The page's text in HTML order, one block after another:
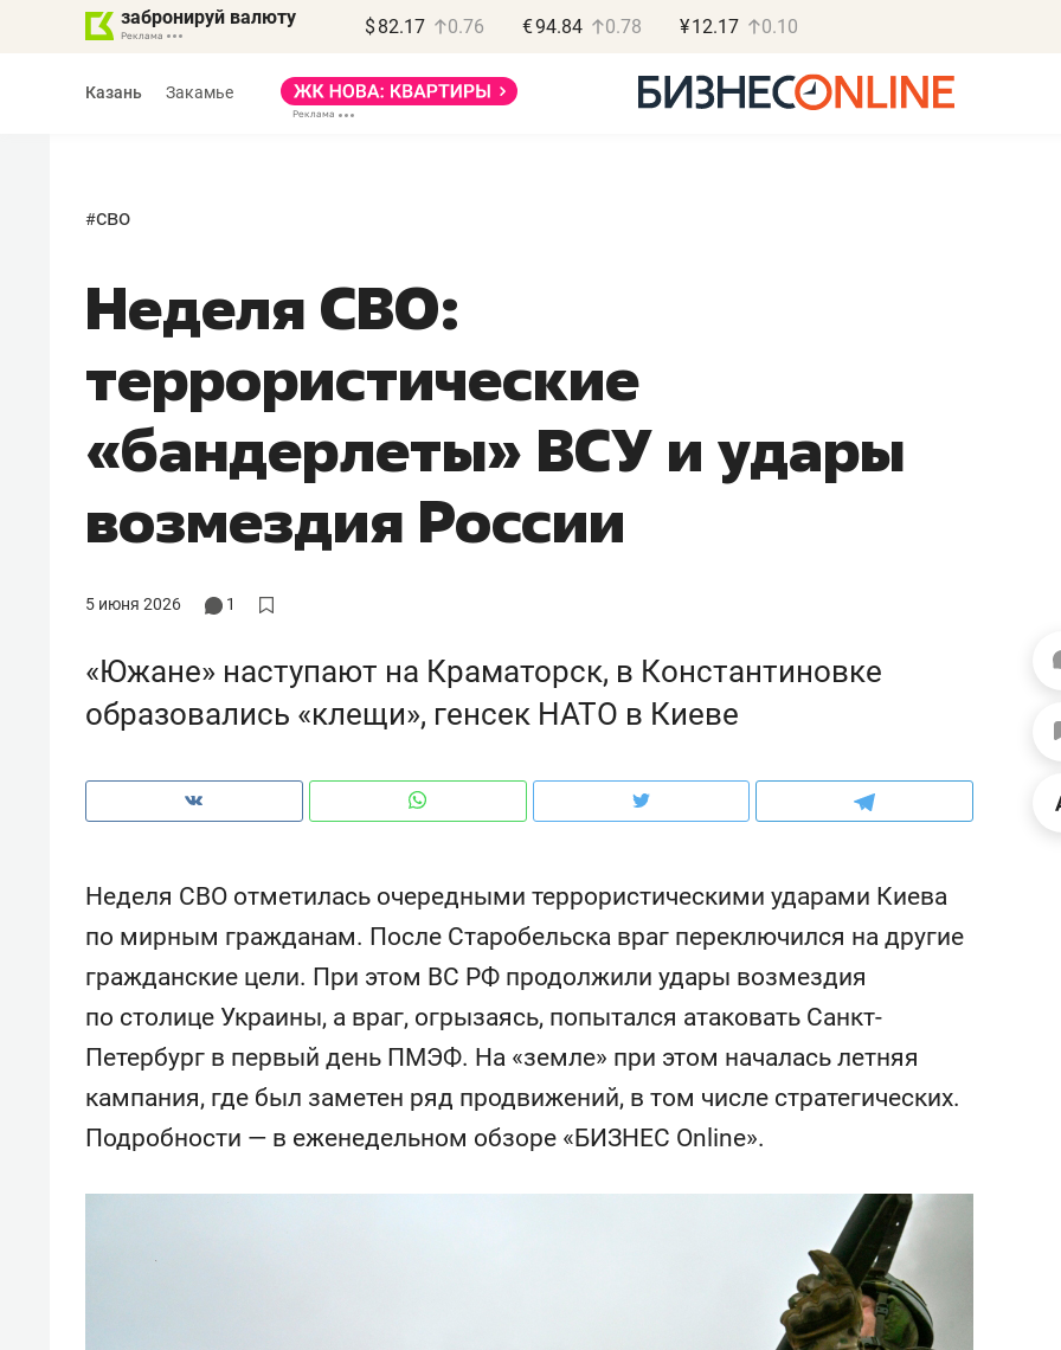
забронируй валюту $ 82.17 0.76 €94.84 0.78 ¥12.17 0.10
Казань Закамье
#сво
Неделя СВО:
террористические
«бандерлеты» ВСУ и удары
возмездия России
5 июня 2026 1
«Южане» наступают на Краматорск, в Константиновке
образовались «клещи», генсек НАТО в Киеве
Неделя СВО отметилась очередными террористическими ударами Киева
по мирным гражданам. После Старобельска враг переключился на другие
гражданские цели. При этом ВС РФ продолжили удары возмездия
по столице Украины, а враг, огрызаясь, попытался атаковать Санкт-
Петербург в первый день ПМЭФ. На «земле» при этом началась летняя
кампания, где был заметен ряд продвижений, в том числе стратегических.
Подробности — в еженедельном обзоре «БИЗНЕС Online».
потерять
150 камер до квартиры и Face
ID вместо ключа: какой будет
безопасность в ЖК «Нова»
Опыт выживания в дикой
природе, работа
с ментальным и физическим
состоянием как основа
антихрупких команд
и вагон с чак-чаком: как
в Менделеевске прошла